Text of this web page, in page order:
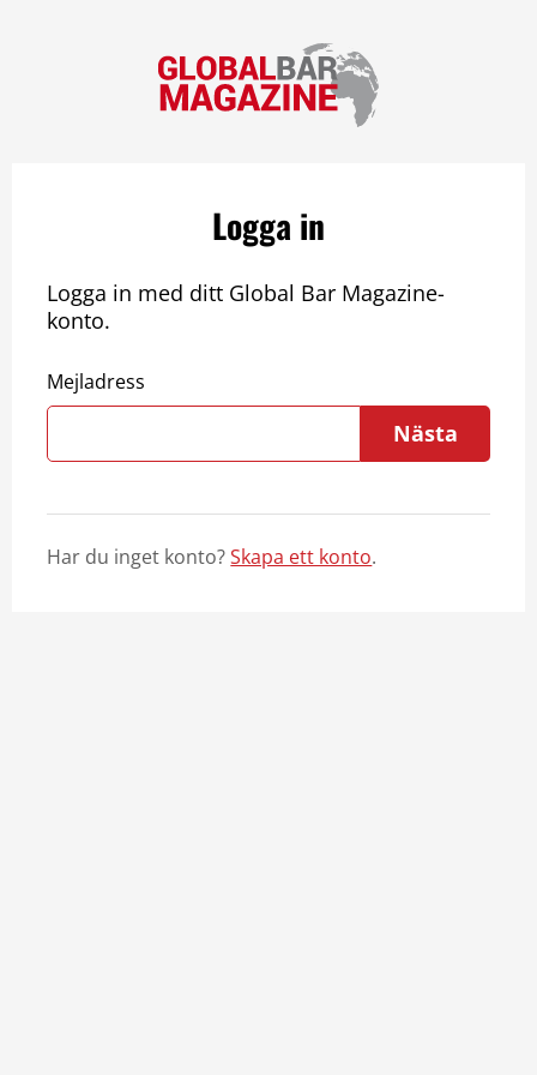
Logga in
Logga in med ditt Global Bar Magazine-
konto.
Mejladress
Nästa
Har du inget konto?Skapa ett konto.